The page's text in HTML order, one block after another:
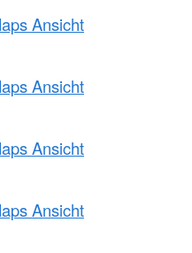
Ansicht
Ansicht
Ansicht
Ansicht